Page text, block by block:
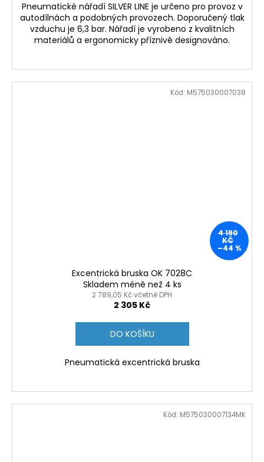
Pneumatické nářadí SILVER LINE je určeno pro provoz v
autodílnách a podobných provozech. Doporučený tlak
vzduchu je 6,3 bar. Nářadí je vyrobeno z kvalitních
materiálů a ergonomicky příznivě designováno.
4 190
KČ
–44 %
Excentrická bruska OK 7028C
Skladem méně než 4 ks
2 789,05 Kč včetně DPH
2 305 Kč
DO KOŠÍKU
Pneumatická excentrická bruska
Kód: M575030007038
Kód: M575030007134MK